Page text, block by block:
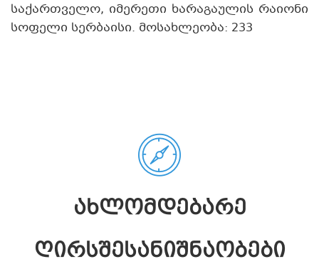
საქართველო, იმერეთი ხარაგაულის რაიონი
სოფელი სერბაისი. მოსახლეობა: 233
ᲐᲮᲚᲝᲛᲓᲔᲑᲐᲠᲔ
ᲦᲘᲠᲡᲨᲔᲡᲐᲜᲘᲨᲜᲐᲝᲑᲔᲑᲘ